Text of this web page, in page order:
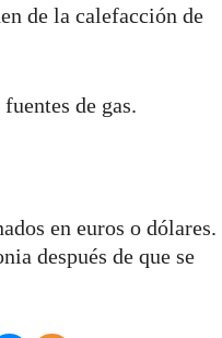
de la calefacción de
de gas.
en euros o dólares.
después de que se